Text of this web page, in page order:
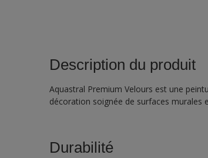
Description du produit
Aquastral Premium Velours est une
décoration soignée de surfaces murales
Durabilité